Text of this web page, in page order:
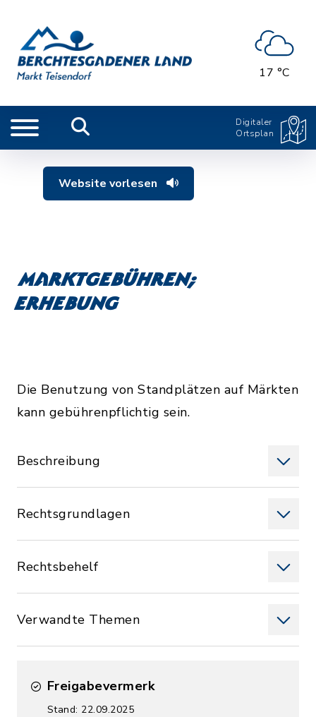
17 °C
Digitaler
Ortsplan
Website vorlesen
Marktgebühren;
Erhebung
Die Benutzung von Standplätzen auf Märkten
kann gebührenpflichtig sein.
Beschreibung
Rechtsgrundlagen
Rechtsbehelf
Verwandte Themen
Freigabevermerk
Stand: 22.09.2025